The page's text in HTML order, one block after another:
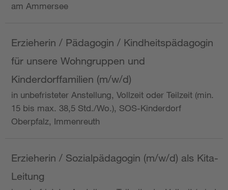
am Ammersee
Erzieherin / Pädagogin / Kindheitspädagogin
für unsere Wohngruppen und
Kinderdorffamilien (m/w/d)
in unbefristeter Anstellung, Vollzeit oder Teilzeit (min.
15 bis max. 38,5 Std./Wo.), SOS-Kinderdorf
Oberpfalz, Immenreuth
Erzieherin / Sozialpädagogin (m/w/d) als Kita-
Leitung